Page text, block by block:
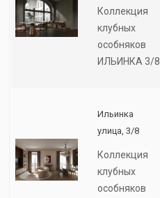
Коллекция
клубных
особняков
ИЛЬИНКА 3/8
Ильинка
улица, 3/8
Коллекция
клубных
особняков